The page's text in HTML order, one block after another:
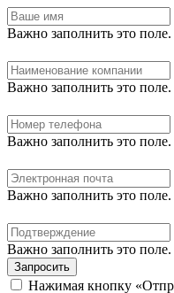
Важно заполнить это поле.
Важно заполнить это поле.
Важно заполнить это поле.
Важно заполнить это поле.
Важно заполнить это поле.
Запросить
Нажимая кнопку